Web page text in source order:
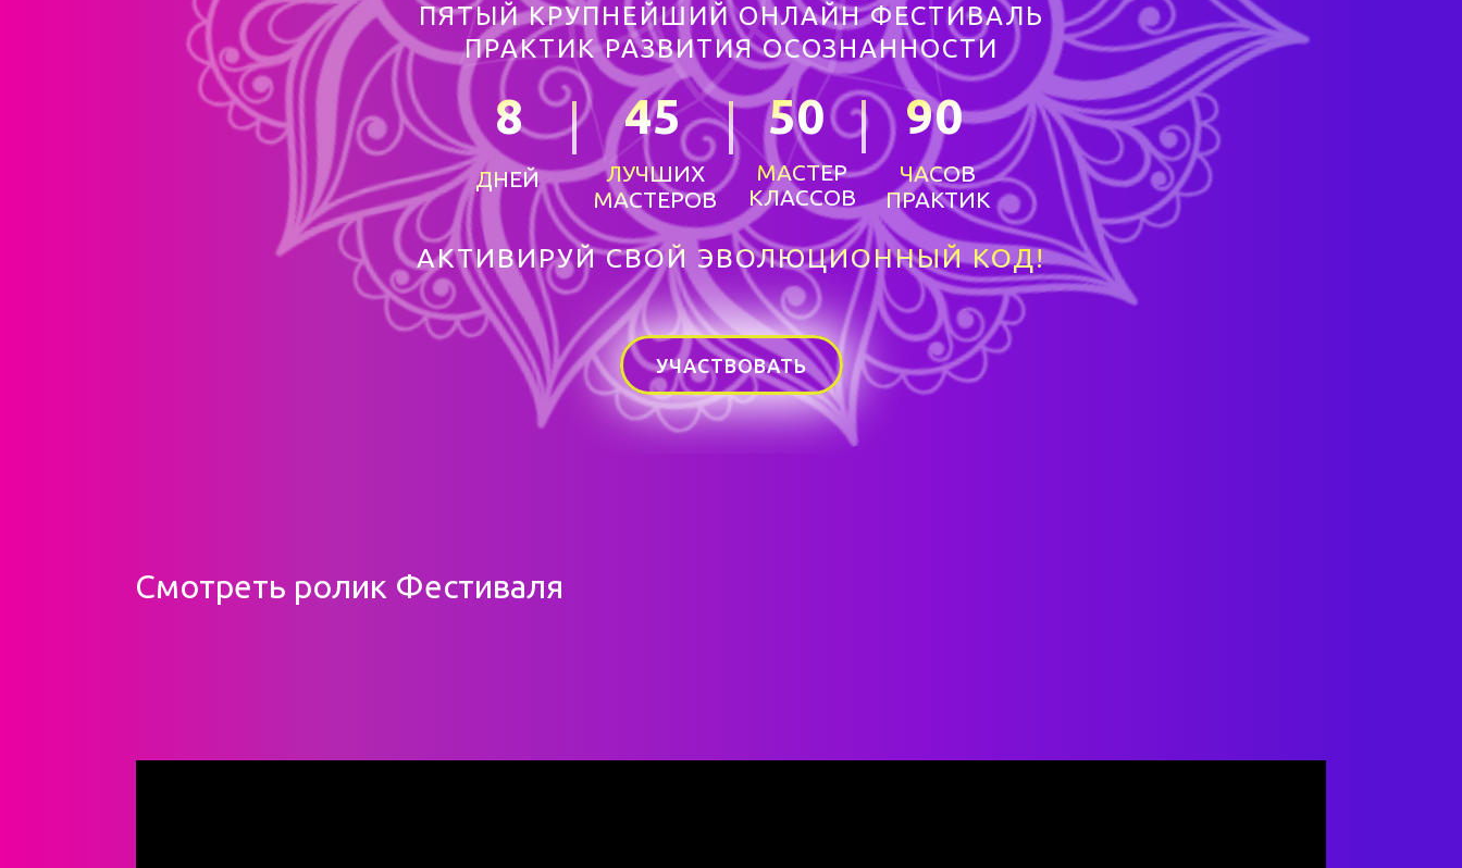
|
ДНЕЙ
|
МАСТЕР
КЛАССОВ
ЧАСОВ
ПРАКТИК
8 50
45 90
ЛУЧШИХ
МАСТЕРОВ
|
УЧАСТВОВАТЬ
ПЯТЫЙ КРУПНЕЙШИЙ ОНЛАЙН ФЕСТИВАЛЬ
ПРАКТИК РАЗВИТИЯ ОСОЗНАННОСТИ
АКТИВИРУЙ СВОЙ ЭВОЛЮЦИОННЫЙ КОД!
Смотреть ролик Фестиваля